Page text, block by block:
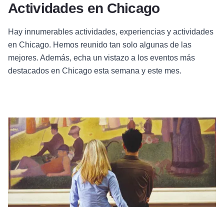
Actividades en Chicago
Hay innumerables actividades, experiencias y actividades
en Chicago. Hemos reunido tan solo algunas de las
mejores. Además, echa un vistazo a los eventos más
destacados en Chicago esta semana y este mes.
Instituto de Arte de Chicago